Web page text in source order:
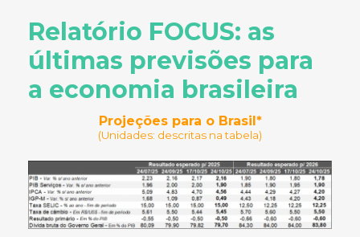
Relatório FOCUS: as
últimas previsões para
a economia brasileira
Projeções para o Brasil*
(Unidades: descritas na tabela)